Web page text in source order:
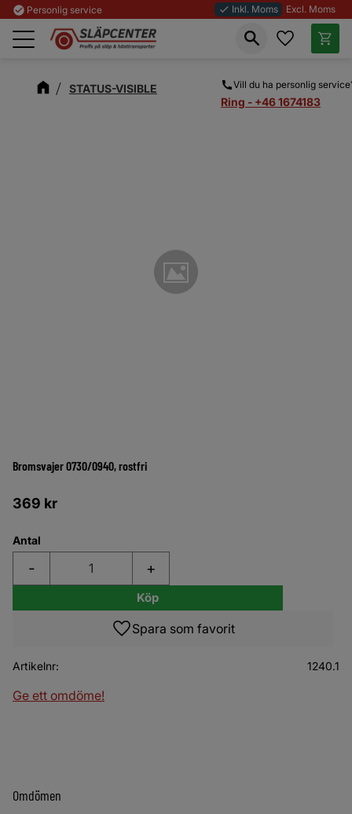
Meny
check_circle Personlig service done Inkl. Moms Excl. Moms
Vill du ha personlig
Ring - +46 1674183
Favoriter
STATUS-VISIBLE
Bromsvajer 0730/0940, rostfri
369 kr
Antal
+
-
Köp
Lägg till i favoriter
Artikelnr 1240.1
Ge ett omdöme!
Omdömen